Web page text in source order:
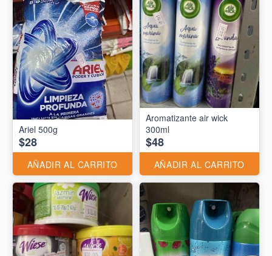
Ariel 500g
$28
AÑADIR AL CARRITO
Aromatizante air wick
300ml
$48
AÑADIR AL CARRITO